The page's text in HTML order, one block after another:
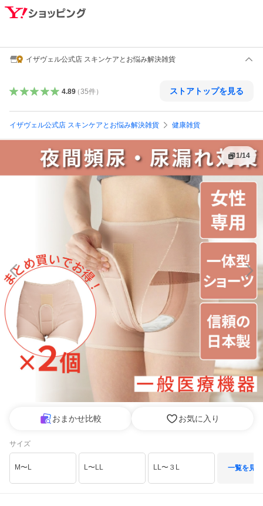
イザヴェル公式店 スキンケアとお悩み解決雑貨
4.89（35件） ストアトップを見る
イザヴェル公式店 スキンケアとお悩み解決雑貨 健康雑貨
1/14
おまかせ比較 お気に入り
サイズ
M〜L L〜LL LL〜３L 一覧を見る